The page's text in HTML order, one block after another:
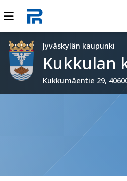
Jyväskylän kaupunki
Kukkulan
Kukkumäentie 29,